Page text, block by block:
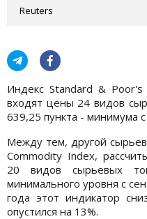
Reuters
Индекс Standard & Poor's
входят цены 24 видов
639,25 пункта - минимума
Между тем, другой
Commodity Index,
20 видов сырьевых
минимального уровня с
года этот индикатор
опустился на 13%.